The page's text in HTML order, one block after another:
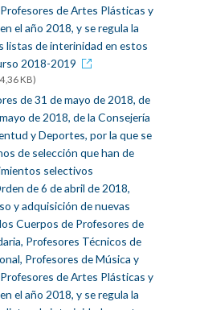
de Artes Plásticas y
el año 2018, y se regula la
listas de interinidad en estos
2018-2019
KB)
de 31 de mayo de 2018, de
de 2018, de la Consejería
y Deportes, por la que se
de selección que han de
selectivos
de 6 de abril de 2018,
y adquisición de nuevas
Cuerpos de Profesores de
Profesores Técnicos de
Profesores de Música y
de Artes Plásticas y
el año 2018, y se regula la